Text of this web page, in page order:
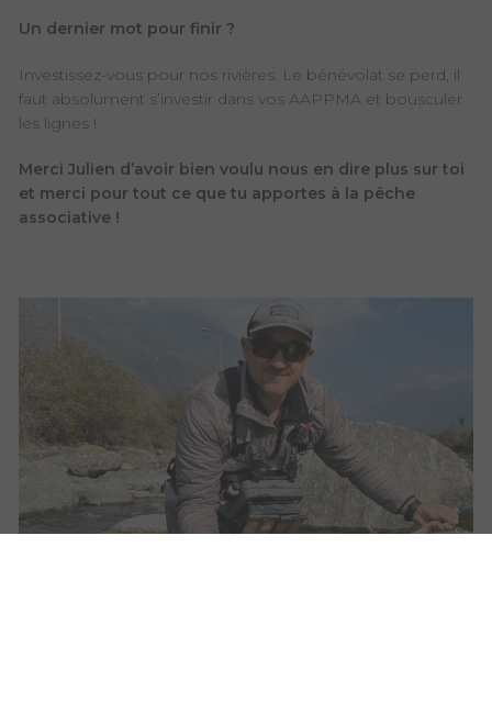
Un dernier mot pour finir ?
Investissez-vous pour nos rivières. Le bénévolat se perd, il
faut absolument s’investir dans vos AAPPMA et bousculer
les lignes !
Merci Julien d’avoir bien voulu nous en dire plus sur toi
et merci pour tout ce que tu apportes à la pêche
associative !